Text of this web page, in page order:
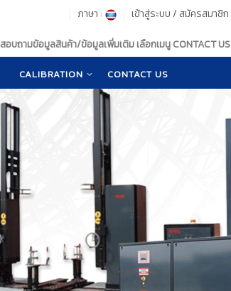
เข้าสู่ระบบ / สมัครสมาชิก
ภาษา :
สอบถามข้อมูลสินค้า/ข้อมูลเพิ่มเติม เลือกเมนู CONTACT US
CALIBRATION CONTACT US